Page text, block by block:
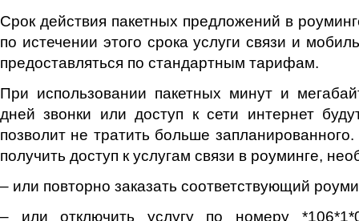
Срок действия пакетных предложений в
по истечении этого срока услуги связи и
предоставляться по стандартным тарифам.
При использовании пакетных минут и
дней звонки или доступ к сети интернет
позволит не тратить больше
получить доступ к услугам связи в роуминге,
– или повторно заказать соответствующий
– или отключить услугу по номеру